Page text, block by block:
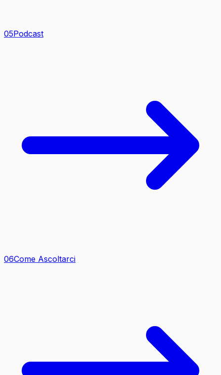
05Podcast
06Come Ascoltarci